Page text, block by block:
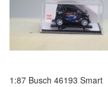
1:87 Busch 46193 Smart